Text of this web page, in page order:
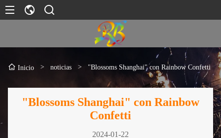
Inicio > noticias > "Blossoms Shanghai" con Rainbow Confetti
"Blossoms Shanghai" con Rainbow
Confetti
2024-01-22